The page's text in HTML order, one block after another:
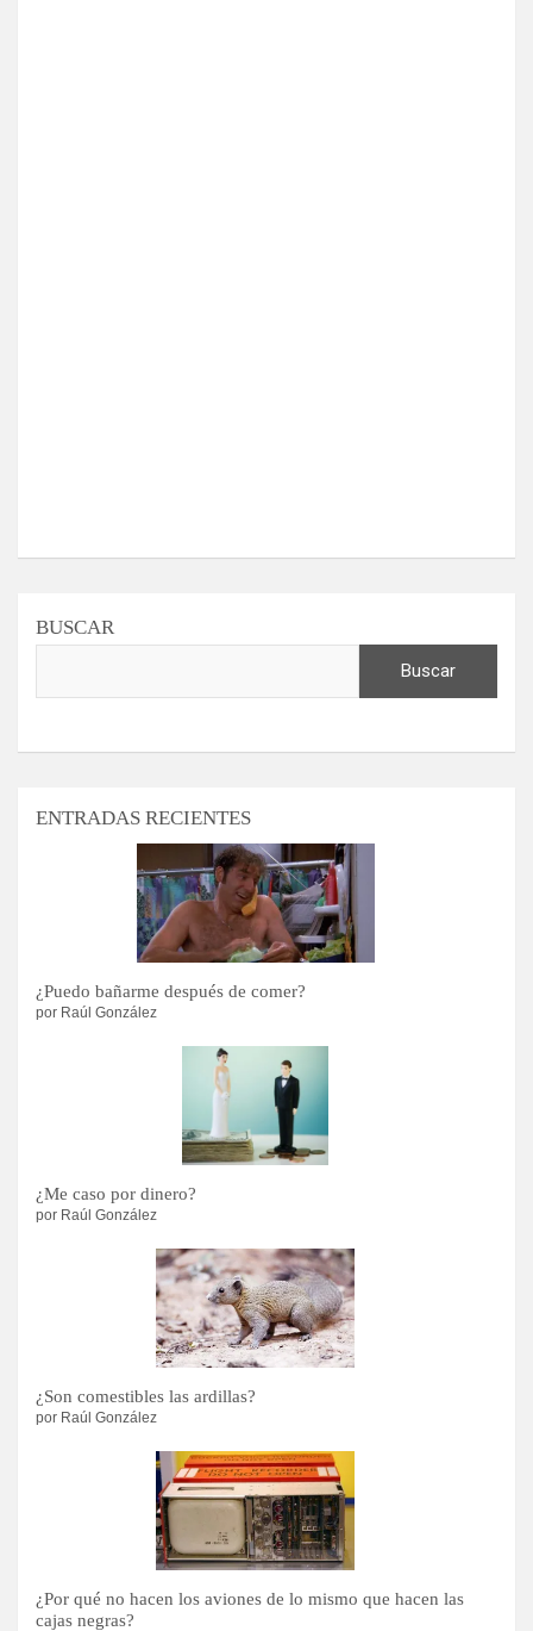
BUSCAR
Buscar
ENTRADAS RECIENTES
¿Puedo bañarme después de comer?
por Raúl González
¿Me caso por dinero?
por Raúl González
¿Son comestibles las ardillas?
por Raúl González
¿Por qué no hacen los aviones de lo mismo que hacen las
cajas negras?